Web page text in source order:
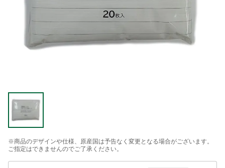
※商品のデザインや仕様、原産国は予告なく変更となる場合がございます。
ご指定はできませんのでご了承ください。